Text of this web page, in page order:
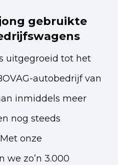
gebruikte
uitgegroeid tot het
autobedrijf van
inmiddels meer
nog steeds
onze
we zo’n 3.000